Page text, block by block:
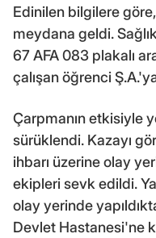
Edinilen bilgilere
meydana geldi.
67 AFA 083 plakalı
çalışan öğrenci
Çarpmanın etkisiyle
sürüklendi. Kazayı
ihbarı üzerine olay
ekipleri sevk edildi.
olay yerinde
Devlet Hastanesi'ne